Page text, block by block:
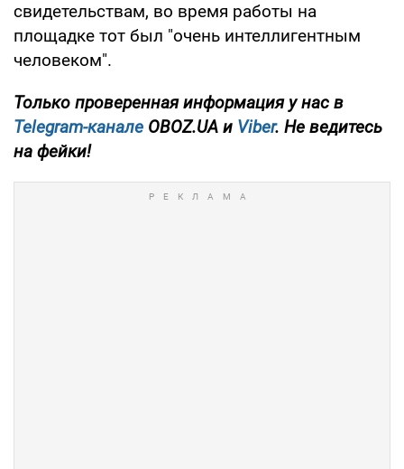
свидетельствам, во время работы на
площадке тот был "очень интеллигентным
человеком".
Только проверенная информация у нас в
Telegram-канале OBOZ.UA и Viber. Не ведитесь
на фейки!